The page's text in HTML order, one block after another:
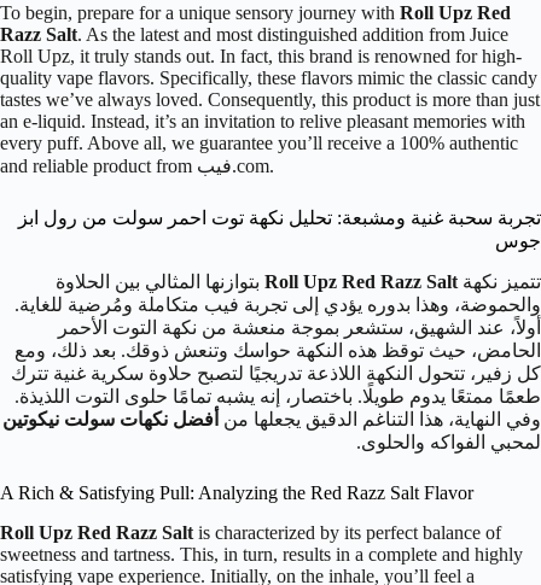
To begin, prepare for a unique sensory journey with Roll Upz Red
Razz Salt. As the latest and most distinguished addition from Juice
Roll Upz, it truly stands out. In fact, this brand is renowned for high-
quality vape flavors. Specifically, these flavors mimic the classic candy
tastes we’ve always loved. Consequently, this product is more than just
an e-liquid. Instead, it’s an invitation to relive pleasant memories with
every puff. Above all, we guarantee you’ll receive a 100% authentic
and reliable product from فيب.com.
تجربة سحبة غنية ومشبعة: تحليل نكهة توت احمر سولت من رول ابز
جوس
تتميز نكهة Roll Upz Red Razz Salt بتوازنها المثالي بين الحلاوة
والحموضة، وهذا بدوره يؤدي إلى تجربة فيب متكاملة ومُرضية للغاية.
أولاً، عند الشهيق، ستشعر بموجة منعشة من نكهة التوت الأحمر
الحامض، حيث توقظ هذه النكهة حواسك وتنعش ذوقك. بعد ذلك، ومع
كل زفير، تتحول النكهة اللاذعة تدريجيًا لتصبح حلاوة سكرية غنية تترك
طعمًا ممتعًا يدوم طويلًا. باختصار، إنه يشبه تمامًا حلوى التوت اللذيذة.
وفي النهاية، هذا التناغم الدقيق يجعلها من أفضل نكهات سولت نيكوتين
لمحبي الفواكه والحلوى.
A Rich & Satisfying Pull: Analyzing the Red Razz Salt Flavor
Roll Upz Red Razz Salt is characterized by its perfect balance of
sweetness and tartness. This, in turn, results in a complete and highly
satisfying vape experience. Initially, on the inhale, you’ll feel a